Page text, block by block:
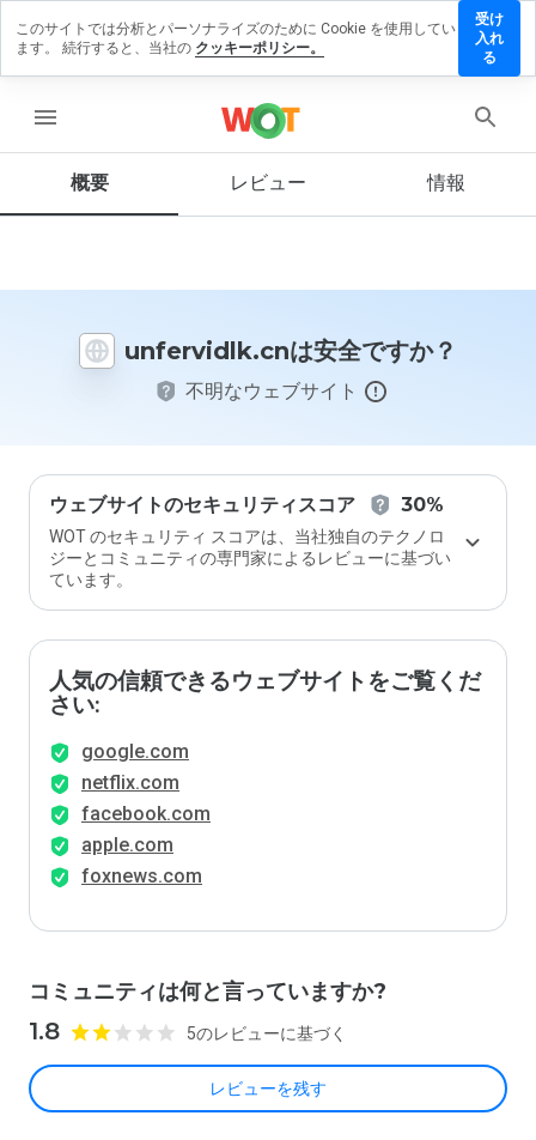
menu
概要 レビュー 情報
unfervidlk.cnは安全ですか？
不明なウェブサイト
ウェブサイトのセキュリティスコア 30%
WOT のセキュリティ スコアは、当社独自のテクノロ
ジーとコミュニティの専門家によるレビューに基づい
ています。
人気の信頼できるウェブサイトをご覧くだ
さい:
google.com
netflix.com
facebook.com
apple.com
foxnews.com
コミュニティは何と言っていますか?
1.8 5のレビューに基づく
レビューを残す
ビュー
す
この
イト
価し
ます
か？
このサイトでは分析とパーソナライズのために Cookie を使用してい
ます。 続行すると、当社の クッキーポリシー。
受け
入れ
る